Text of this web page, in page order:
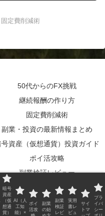
固定費削減術
50代からのFX挑戦
継続報酬の作り方
固定費削減術
副業・投資の最新情報まとめ
号資産（仮想通貨）投資ガイド
ポイ活攻略
副業検証レビュー
サイトマップ
リシー
暗号
資産
（仮
想通
貨）
AI（人
工知
能）×
ポイ
活攻
副業
の始
副業
検証
レビ
実用
書レ
ビュ
サイ
トマ
プラ
イバ
シー